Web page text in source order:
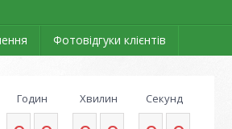
Фотовідгуки клієнтів
Годин Хвилин Секунд